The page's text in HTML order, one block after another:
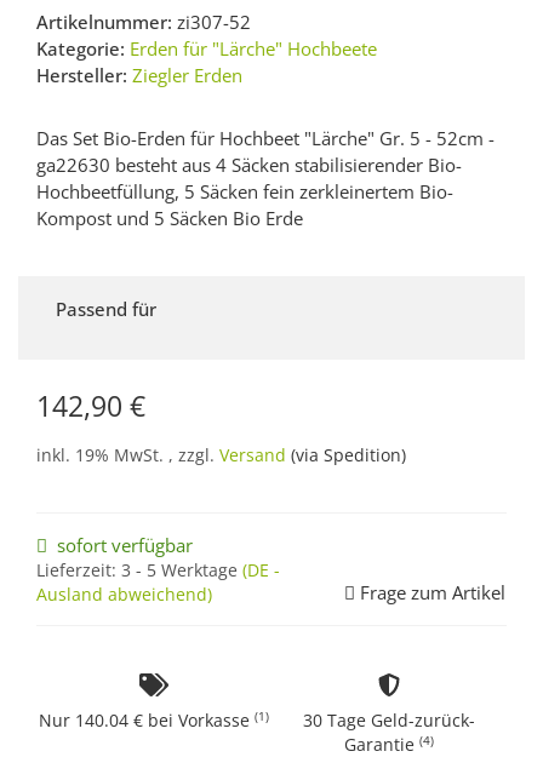
Artikelnummer: zi307-52
Kategorie: Erden für "Lärche" Hochbeete
Hersteller: Ziegler Erden
Das Set Bio-Erden für Hochbeet "Lärche" Gr. 5 - 52cm -
ga22630 besteht aus 4 Säcken stabilisierender Bio-
Hochbeetfüllung, 5 Säcken fein zerkleinertem Bio-
Kompost und 5 Säcken Bio Erde
Passend für
142,90 €
inkl. 19% MwSt. , zzgl. Versand (via Spedition)
sofort verfügbar
Lieferzeit: 3 - 5 Werktage (DE -
Ausland abweichend)
Frage zum Artikel
Nur 140.04 € bei Vorkasse (1)
30 Tage Geld-zurück-
Garantie (4)